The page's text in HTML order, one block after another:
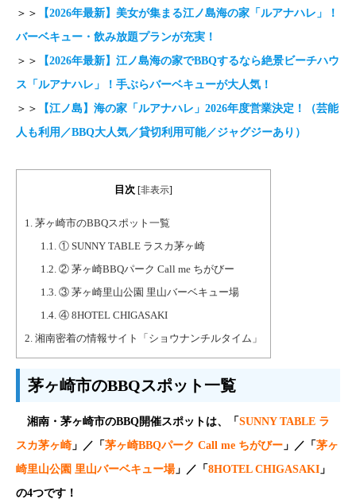
＞＞
【2026年最新】美女が集まる江ノ島海の家「ルアナハレ」！
バーベキュー・飲み放題プランが充実！
＞＞
【2026年最新】江ノ島海の家でBBQするなら絶景ビーチハウ
ス「ルアナハレ」！手ぶらバーベキューが大人気！
＞＞
【江ノ島】海の家「ルアナハレ」2026年度営業決定！（芸能
人も利用／BBQ大人気／貸切利用可能／ジャグジーあり）
目次 [非表示]
1. 茅ヶ崎市のBBQスポット一覧
1.1. ① SUNNY TABLE ラスカ茅ヶ崎
1.2. ② 茅ヶ崎BBQパーク Call me ちがびー
1.3. ③ 茅ヶ崎里山公園 里山バーベキュー場
1.4. ④ 8HOTEL CHIGASAKI
2. 湘南密着の情報サイト「ショウナンチルタイム」
茅ヶ崎市のBBQスポット一覧
湘南・茅ヶ崎市のBBQ開催スポット は、「 SUNNY TABLE ラ
スカ茅ヶ崎 」／「 茅ヶ崎BBQパーク Call me ちがびー 」／「 茅ヶ
崎里山公園 里山バーベキュー場」／ 「 8HOTEL CHIGASAKI 」
の4つです！